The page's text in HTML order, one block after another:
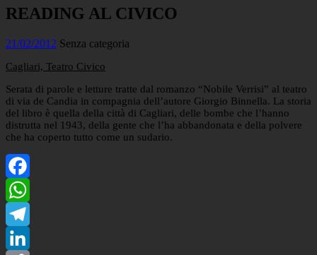
READING AL CIVICO
21/02/2012 Senza categoria
Cagliari, Teatro Civico
Serata di parole e letture tratte dal romanzo “Nobile Verrisi” al teatro
di via de Candia in compagnia dell’autore Giorgio Binnella. La storia
del libro è quella della città di Cagliari, delle bombe che l’hanno
distrutta nel 1943, della gente che l’ha abbandonata e della polvere
che ha coperto tutto come un sudario.
Facebook
WhatsApp
Telegram